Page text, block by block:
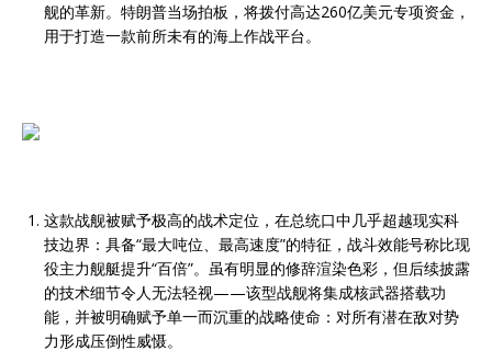
舰的革新。特朗普当场拍板，将拨付高达260亿美元专项资金，
用于打造一款前所未有的海上作战平台。
这款战舰被赋予极高的战术定位，在总统口中几乎超越现实科
技边界：具备“最大吨位、最高速度”的特征，战斗效能号称比现
役主力舰艇提升“百倍”。虽有明显的修辞渲染色彩，但后续披露
的技术细节令人无法轻视——该型战舰将集成核武器搭载功
能，并被明确赋予单一而沉重的战略使命：对所有潜在敌对势
力形成压倒性威慑。